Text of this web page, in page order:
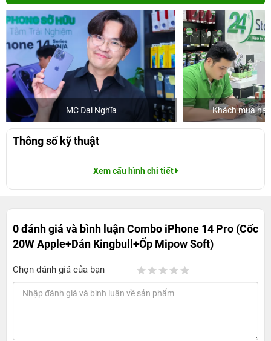
MC Đại Nghĩa Khách mua
Thông số kỹ thuật
Xem cấu hình chi tiết
0 đánh giá và bình luậnCombo iPhone 14 Pro (Cốc
20W Apple+Dán Kingbull+Ốp Mipow Soft)
Chọn đánh giá của bạn